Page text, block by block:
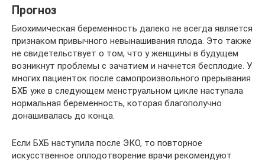
Прогноз
Биохимическая беременность далеко не всегда является
признаком привычного невынашивания плода. Это также
не свидетельствует о том, что у женщины в будущем
возникнут проблемы с зачатием и начнется бесплодие. У
многих пациенток после самопроизвольного прерывания
БХБ уже в следующем менструальном цикле наступала
нормальная беременность, которая благополучно
донашивалась до конца.
Если БХБ наступила после ЭКО, то повторное
искусственное оплодотворение врачи рекомендуют